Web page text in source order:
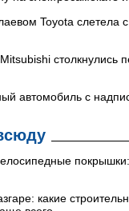
Toyota слетела
столкнулись
автомобиль с
какие